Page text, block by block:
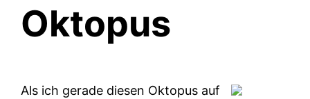
Oktopus
Als ich gerade diesen Oktopus auf